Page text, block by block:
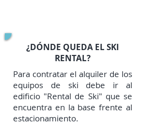
¿DÓNDE QUEDA EL SKI
RENTAL?
Para contratar el alquiler de los
equipos de ski debe ir al
edificio "Rental de Ski" que se
encuentra en la base frente al
estacionamiento.